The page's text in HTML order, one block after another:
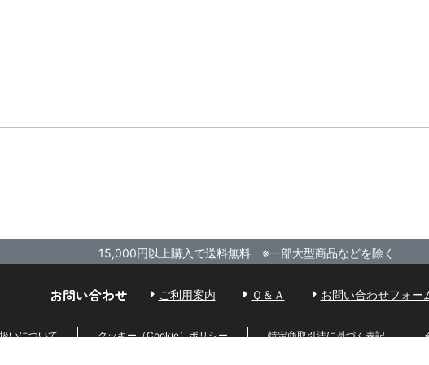
15,000円以上購入で送料無料 ※一部大型商品などを除く
お問い合わせ ご利用案内 Ｑ＆Ａ お問い合わせフォー
いについて クッキー（Cookie）ポリシー 特定商取引法に基づく表記